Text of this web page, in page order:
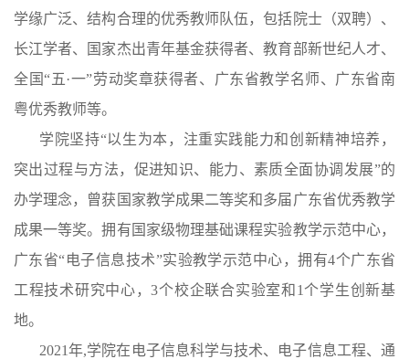
学缘广泛、结构合理的优秀教师队伍，包括院士（双聘）、
长江学者、国家杰出青年基金获得者、教育部新世纪人才、
全国“五·一”劳动奖章获得者、广东省教学名师、广东省南
粤优秀教师等。
学院坚持“以生为本，注重实践能力和创新精神培养，
突出过程与方法，促进知识、能力、素质全面协调发展”的
办学理念，曾获国家教学成果二等奖和多届广东省优秀教学
成果一等奖。拥有国家级物理基础课程实验教学示范中心，
广东省“电子信息技术”实验教学示范中心，拥有4个广东省
工程技术研究中心，3个校企联合实验室和1个学生创新基
地。
2021年,学院在电子信息科学与技术、电子信息工程、通